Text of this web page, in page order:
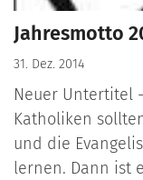
Jahresmotto
31. Dez. 2014
Neuer Untertitel
Katholiken
und die
lernen. Dann ist